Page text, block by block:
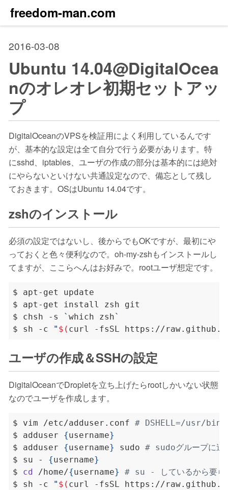
freedom-man.com
2016-03-08
Ubuntu 14.04@DigitalOcea
nのオレオレ初期セットアッ
プ
DigitalOceanのVPSを検証用によく利用しているんです
が、基本的な設定は全て自分で行う必要があります。特
にsshd、iptables、ユーザの作成の部分は基本的には絶対
にやらないといけない共通設定なので、備忘として残し
ておきます。OSはUbuntu 14.04です。
zshのインストール
必須の設定ではないし、後からでもOKですが、最初にや
っておくと色々便利なので。oh-my-zshもインストールし
てますが、ここらへんはお好みで。rootユーザ想定です。
$ chsh -s
` which zsh`
$ sh -c
" $( curl -fsSL https://
ユーザの作成＆SSHの設定
DigitalOceanでDropletを立ち上げたらrootしかいない状態
なのでユーザを作成します。
$ vim /etc/adduser.conf # DSHELL=/usr/bin/
$ adduser {username}
$ adduser {username} sudo # sudoグループに追
$ su - {username}
$ cd /home/{username}
# su - しているから要ら
$ sh -c
" $( curl -fsSL https://